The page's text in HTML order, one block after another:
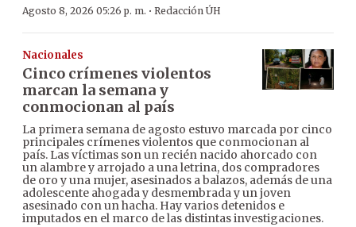
Agosto 8, 2026 05:26 p. m. · Redacción ÚH
Nacionales
Cinco crímenes violentos
marcan la semana y
conmocionan al país
La primera semana de agosto estuvo marcada por cinco
principales crímenes violentos que conmocionan al
país. Las víctimas son un recién nacido ahorcado con
un alambre y arrojado a una letrina, dos compradores
de oro y una mujer, asesinados a balazos, además de una
adolescente ahogada y desmembrada y un joven
asesinado con un hacha. Hay varios detenidos e
imputados en el marco de las distintas investigaciones.